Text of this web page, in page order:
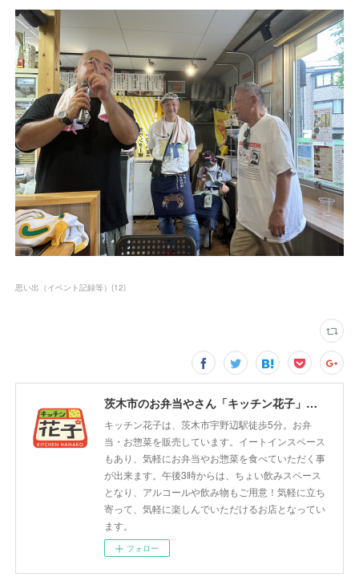
思い出（イベント記録等） (12)
茨木市のお弁当やさん「キッチン花子」ちょい飲みスペース「サウス」
キッチン花子は、茨木市宇野辺駅徒歩5分。お弁
当・お惣菜を販売しています。イートインスペース
もあり、気軽にお弁当やお惣菜を食べていただく事
が出来ます。午後3時からは、ちょい飲みスペース
となり、アルコールや飲み物もご用意！気軽に立ち
寄って、気軽に楽しんでいただけるお店となってい
ます。
フォロー